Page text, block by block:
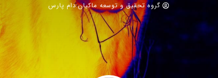
گروه تحقیق و توسعه ماکیان دام پارس